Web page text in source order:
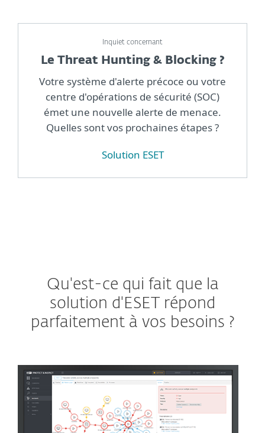
Inquiet concernant
Le Threat Hunting & Blocking ?
Votre système d'alerte précoce ou votre
centre d'opérations de sécurité (SOC)
émet une nouvelle alerte de menace.
Quelles sont vos prochaines étapes ?
Solution ESET
Qu'est-ce qui fait que la
solution d'ESET répond
parfaitement à vos besoins ?